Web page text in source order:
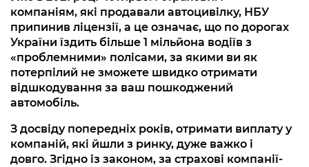
компаніям, які продавали автоцивілку, НБУ
припинив ліцензії, а це означає, що по дорогах
України їздить більше 1 мільйона водіїв з
«проблемними» полісами, за якими ви як
потерпілий не зможете швидко отримати
відшкодування за ваш пошкоджений
автомобіль.
З досвіду попередніх років, отримати виплату у
компаній, які йшли з ринку, дуже важко і
довго. Згідно із законом, за страхові компанії-